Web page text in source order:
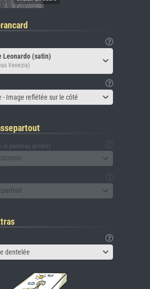
Leonardo (satin)
Venezia)
- Image reflétée sur le côté
le panneau arrière)
dentelée